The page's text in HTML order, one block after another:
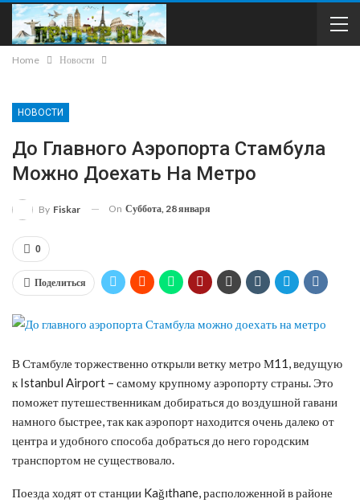
Home Новости
НОВОСТИ
До Главного Аэропорта Стамбула
Можно Доехать На Метро
By Fiskar On Суббота, 28 января
0
Поделиться
В Стамбуле торжественно открыли ветку метро М11, ведущую
к Istanbul Airport – самому крупному аэропорту страны. Это
поможет путешественникам добираться до воздушной гавани
намного быстрее, так как аэропорт находится очень далеко от
центра и удобного способа добраться до него городским
транспортом не существовало.
Поезда ходят от станции Kağıthane, расположенной в районе